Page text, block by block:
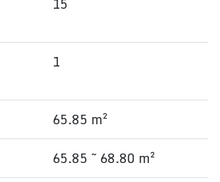
1
65.85 m²
65.85 ~ 68.80 m²